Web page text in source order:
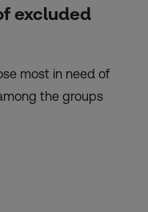
excluded
most in need of
the groups